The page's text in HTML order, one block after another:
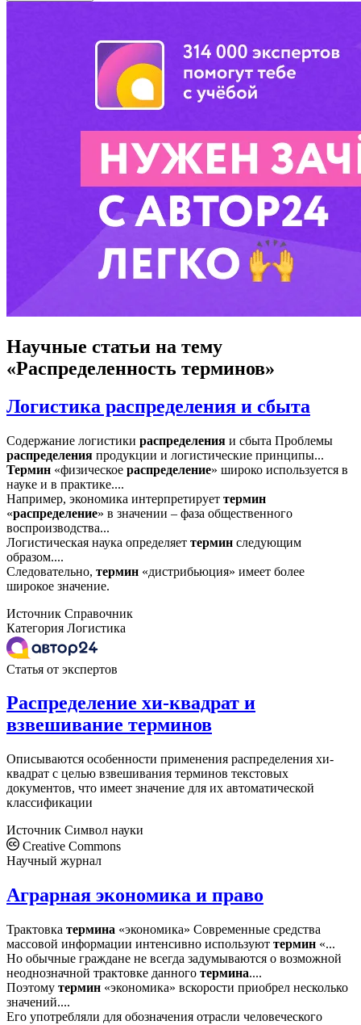
Научные статьи на тему
«Распределенность терминов»
Логистика распределения и сбыта
Содержание логистики распределения и сбыта Проблемы
распределения продукции и логистические принципы...
Термин «физическое распределение» широко используется в
науке и в практике....
Например, экономика интерпретирует термин
«распределение» в значении – фаза общественного
воспроизводства...
Логистическая наука определяет термин следующим
образом....
Следовательно, термин «дистрибьюция» имеет более
широкое значение.
Источник Справочник
Категория Логистика
Статья от экспертов
Распределение хи-квадрат и
взвешивание терминов
Описываются особенности применения распределения хи-
квадрат с целью взвешивания терминов текстовых
документов, что имеет значение для их автоматической
классификации
Источник Символ науки
Creative Commons
Научный журнал
Аграрная экономика и право
Трактовка термина «экономика» Современные средства
массовой информации интенсивно используют термин «...
Но обычные граждане не всегда задумываются о возможной
неоднозначной трактовке данного термина....
Поэтому термин «экономика» вскорости приобрел несколько
значений....
Его употребляли для обозначения отрасли человеческого